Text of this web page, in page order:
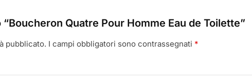
Quatre Pour Homme Eau de Toilette”
pubblicato. I campi obbligatori sono contrassegnati *